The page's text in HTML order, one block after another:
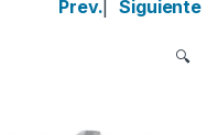
Prev. Siguiente
🔍